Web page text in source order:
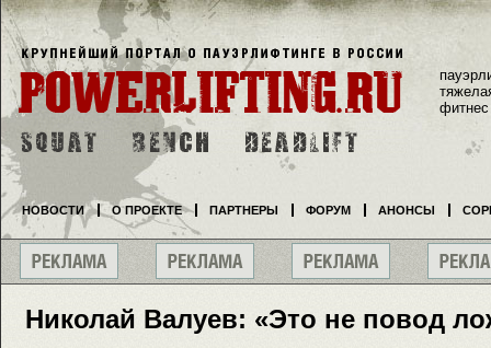
Николай Валуев: «Это не повод
фитнес
НОВОСТИ О ПРОЕКТЕ ПАРТНЕРЫ ФОРУМ АНОНСЫ